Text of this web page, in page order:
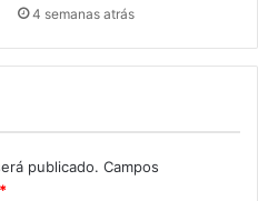
4 semanas atrás
publicado. Campos
*